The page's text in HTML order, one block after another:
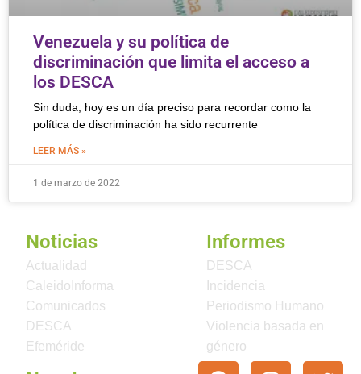
Venezuela y su política de
discriminación que limita el acceso a
los DESCA
Sin duda, hoy es un día preciso para recordar como la
política de discriminación ha sido recurrente
LEER MÁS »
1 de marzo de 2022
Noticias
Actualidad
CaleidoInforma
Comunicados
DESCA
Efeméride
Informes
DESCA
Incidencia
Periodismo Humano
Violencia basada en
género